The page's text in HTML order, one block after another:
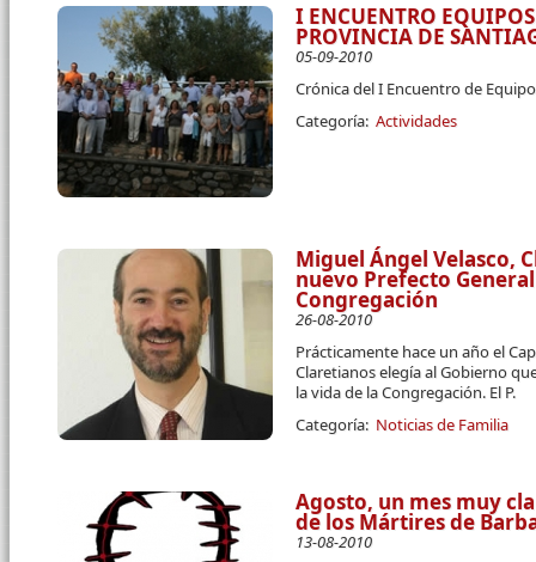
I ENCUENTRO
PROVINCIA DE
05-09-2010
Crónica del I Encuentro de
Categoría: Actividades
Miguel Ángel Velasco,
nuevo Prefecto
Congregación
26-08-2010
Prácticamente hace un año el
Claretianos elegía al Gobierno
la vida de la Congregación. El P.
Categoría: Noticias de Familia
Agosto, un mes muy
de los Mártires de
13-08-2010